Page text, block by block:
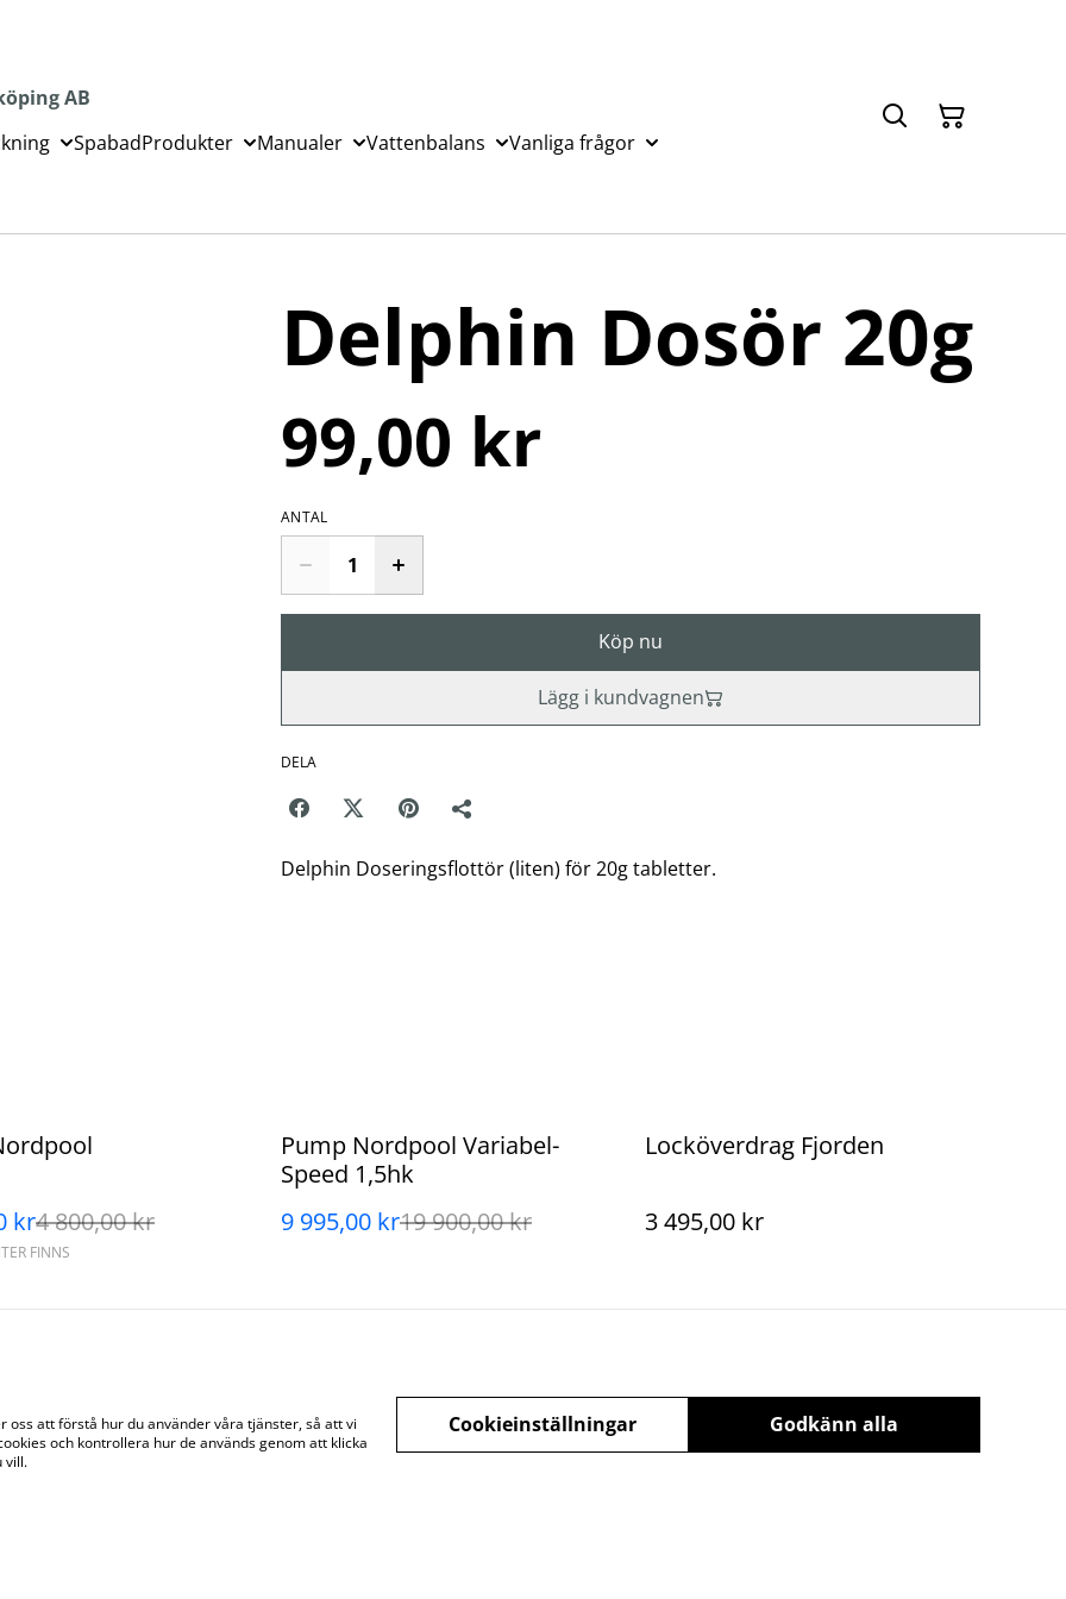
AB
SpabadProdukter Manualer Vattenbalans Vanliga frågor
Delphin Dosör 20g
99,00 kr
ANTAL
Köp nu
Lägg i kundvagnen
DELA
Delphin Doseringsflottör (liten) för 20g tabletter.
kr4 800,00 kr
FINNS
%
Pump Nordpool Variabel-
Speed 1,5hk
9 995,00 kr19 900,00 kr
Locköverdrag Fjorden
3 495,00 kr
Juridisk information Integritetspolicy Cookiepolicy
att förstå hur du använder våra tjänster, så att vi
och kontrollera hur de används genom att klicka
vill.
Godkänn alla
Cookieinställningar